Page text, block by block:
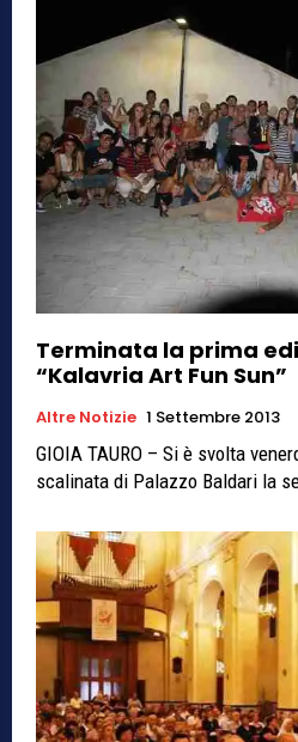
Terminata la prima
“Kalavria Art Fun Sun”
Altre Notizie 1 Settembre 2013
GIOIA TAURO – Si è svolta
scalinata di Palazzo Baldari la